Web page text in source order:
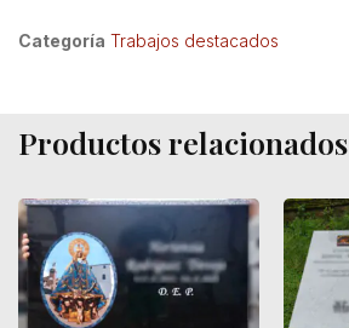
Categoría Trabajos destacados
Productos relacionados